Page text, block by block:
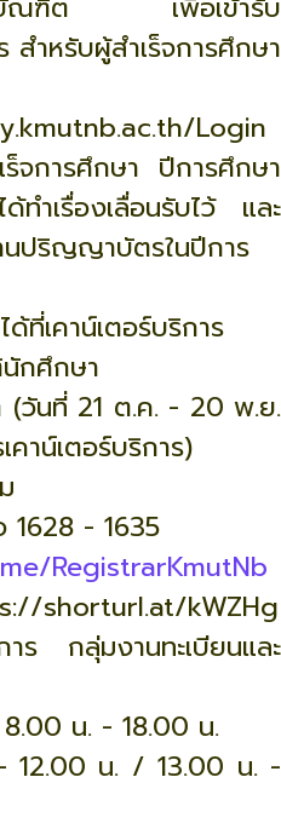
ำหรับผู้สำเร็จการศึกษา
Login
จการศึกษา ปีการศึกษา
เรื่องเลื่อนรับไว้ และ
นปริญญาบัตรในปีการ
ที่เคาน์เตอร์บริการ
กศึกษา
(วันที่ 21 ต.ค. - 20 พ.ย.
คาน์เตอร์บริการ)
1628 - 1635
RegistrarKmutNb
shorturl.at/kWZHg
การ กลุ่มงานทะเบียนและ
น. - 18.00 น.
12.00 น. / 13.00 น. -